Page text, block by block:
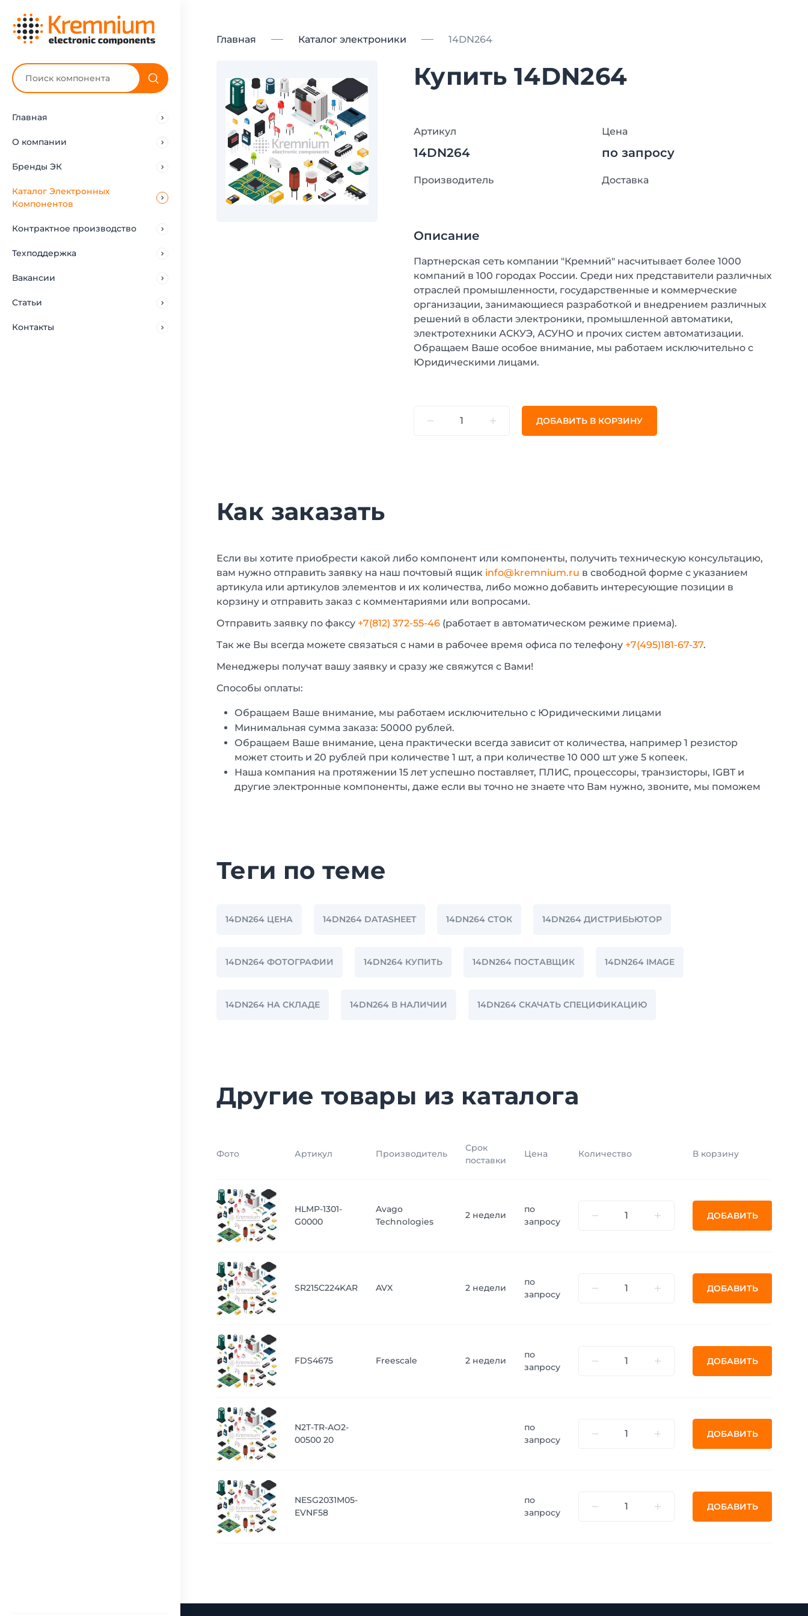
Главная
О компании
Бренды ЭК
Каталог Электронных
Компонентов
Контрактное производство
Техподдержка
Вакансии
Статьи
Контакты
Главная Каталог электроники 14DN264
Купить 14DN264
Артикул
14DN264
Цена
по запросу
Производитель Доставка
Описание
Партнерская сеть компании "Кремний" насчитывает более 1000
компаний в 100 городах России. Среди них представители различных
отраслей промышленности, государственные и коммерческие
организации, занимающиеся разработкой и внедрением различных
решений в области электроники, промышленной автоматики,
электротехники АСКУЭ, АСУНО и прочих систем автоматизации.
Обращаем Ваше особое внимание, мы работаем исключительно с
Юридическими лицами.
ДОБАВИТЬ В КОРЗИНУ
Как заказать
Если вы хотите приобрести какой либо компонент или компоненты, получить техническую консультацию,
вам нужно отправить заявку на наш почтовый ящик info@kremnium.ru в свободной форме с указанием
артикула или артикулов элементов и их количества, либо можно добавить интересующие позиции в
корзину и отправить заказ с комментариями или вопросами.
Отправить заявку по факсу +7(812) 372-55-46 (работает в автоматическом режиме приема).
Так же Вы всегда можете связаться с нами в рабочее время офиса по телефону +7(495)181-67-37.
Менеджеры получат вашу заявку и сразу же свяжутся с Вами!
Способы оплаты:
Обращаем Ваше внимание, мы работаем исключительно с Юридическими лицами
Минимальная сумма заказа: 50000 рублей.
Обращаем Ваше внимание, цена практически всегда зависит от количества, например 1 резистор
может стоить и 20 рублей при количестве 1 шт, а при количестве 10 000 шт уже 5 копеек.
Наша компания на протяжении 15 лет успешно поставляет, ПЛИС, процессоры, транзисторы, IGBT и
другие электронные компоненты, даже если вы точно не знаете что Вам нужно, звоните, мы поможем
Теги по теме
14DN264 ЦЕНА 14DN264 DATASHEET 14DN264 СТОК 14DN264 ДИСТРИБЬЮТОР
14DN264 ФОТОГРАФИИ 14DN264 КУПИТЬ 14DN264 ПОСТАВЩИК 14DN264 IMAGE
14DN264 НА СКЛАДЕ 14DN264 В НАЛИЧИИ 14DN264 СКАЧАТЬ СПЕЦИФИКАЦИЮ
Другие товары из каталога
Фото Артикул Производитель
Срок
поставки
Цена Количество В корзину
HLMP-1301-
G0000
Avago
Technologies
2 недели
по
запросу
ДОБАВИТЬ
SR215C224KAR AVX 2 недели
по
запросу
ДОБАВИТЬ
FDS4675 Freescale 2 недели
по
запросу
ДОБАВИТЬ
N2T-TR-AO2-
00500 20
по
запросу
ДОБАВИТЬ
NESG2031M05-
EVNF58
по
запросу
ДОБАВИТЬ